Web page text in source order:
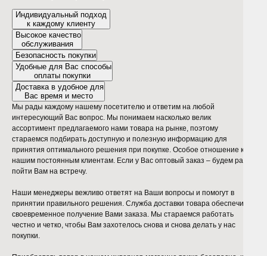
Индивидуальный подход
к каждому клиенту
Высокое качество
обслуживания
Безопасность покупки
Удобные для Вас способы
оплаты покупки
Доставка в удобное для
Вас время и место
Мы рады каждому нашему посетителю и ответим на любой
интересующий Вас вопрос. Мы понимаем насколько велик
ассортимент предлагаемого нами товара на рынке, поэтому
стараемся подбирать доступную и полезную информацию для
принятия оптимального решения при покупке. Особое отношение к
нашим постоянным клиентам. Если у Вас оптовый заказ – будем рады
пойти Вам на встречу.
Наши менеджеры вежливо ответят на Ваши вопросы и помогут в
принятии правильного решения. Служба доставки товара обеспечит
своевременное получение Вами заказа. Мы стараемся работать
честно и четко, чтобы Вам захотелось снова и снова делать у нас
покупки.